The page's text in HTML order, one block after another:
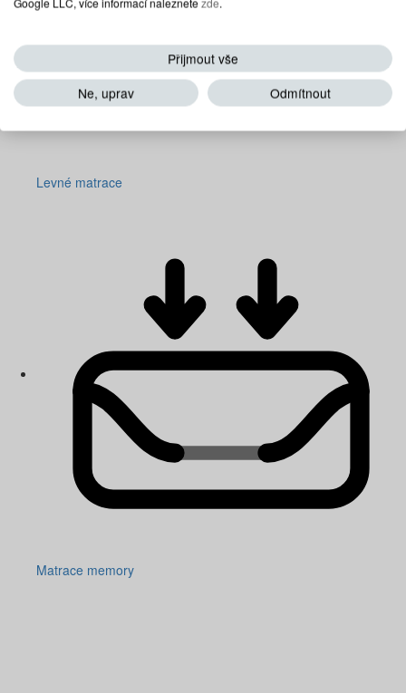
Levné matrace
Matrace memory
Přijmout vše
Ne, uprav
Odmítnout